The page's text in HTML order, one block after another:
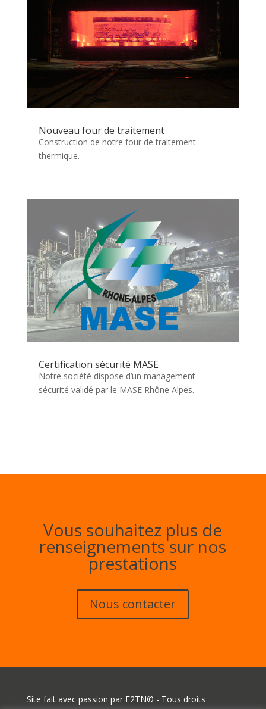
Nouveau four de traitement
Construction de notre four de traitement
thermique.
Certification sécurité MASE
Notre société dispose d’un management
sécurité validé par le MASE Rhône Alpes.
Vous souhaitez plus de
renseignements sur nos
prestations
Nous contacter
Site fait avec passion par E2TN© - Tous droits